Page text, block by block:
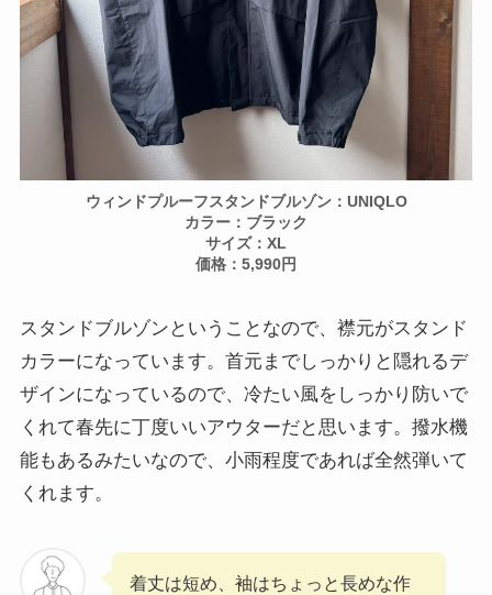
ウィンドプルーフスタンドブルゾン：UNIQLO
カラー：ブラック
サイズ：XL
価格：5,990円
スタンドブルゾンということなので、襟元がスタンド
カラーになっています。首元までしっかりと隠れるデ
ザインになっているので、冷たい風をしっかり防いで
くれて春先に丁度いいアウターだと思います。撥水機
能もあるみたいなので、小雨程度であれば全然弾いて
くれます。
着丈は短め、袖はちょっと長めな作